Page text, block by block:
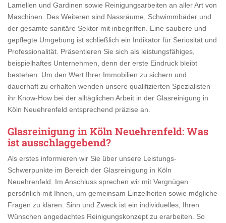
Lamellen und Gardinen sowie Reinigungsarbeiten an aller Art von
Maschinen. Des Weiteren sind Nassräume, Schwimmbäder und
der gesamte sanitäre Sektor mit inbegriffen. Eine saubere und
gepflegte Umgebung ist schließlich ein Indikator für Seriosität und
Professionalität. Präsentieren Sie sich als leistungsfähiges,
beispielhaftes Unternehmen, denn der erste Eindruck bleibt
bestehen. Um den Wert Ihrer Immobilien zu sichern und
dauerhaft zu erhalten wenden unsere qualifizierten Spezialisten
ihr Know-How bei der alltäglichen Arbeit in der Glasreinigung in
Köln Neuehrenfeld entsprechend präzise an.
Glasreinigung in Köln Neuehrenfeld: Was
ist ausschlaggebend?
Als erstes informieren wir Sie über unsere Leistungs-
Schwerpunkte im Bereich der Glasreinigung in Köln
Neuehrenfeld. Im Anschluss sprechen wir mit Vergnügen
persönlich mit Ihnen, um gemeinsam Einzelheiten sowie mögliche
Fragen zu klären. Sinn und Zweck ist ein individuelles, Ihren
Wünschen angedachtes Reinigungskonzept zu erarbeiten. So